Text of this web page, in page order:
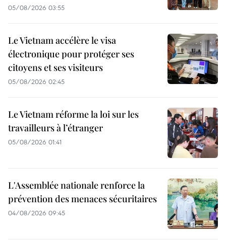
05/08/2026 03:55
Le Vietnam accélère le visa
électronique pour protéger ses
citoyens et ses visiteurs
05/08/2026 02:45
Le Vietnam réforme la loi sur les
travailleurs à l’étranger
05/08/2026 01:41
L'Assemblée nationale renforce la
prévention des menaces sécuritaires
04/08/2026 09:45